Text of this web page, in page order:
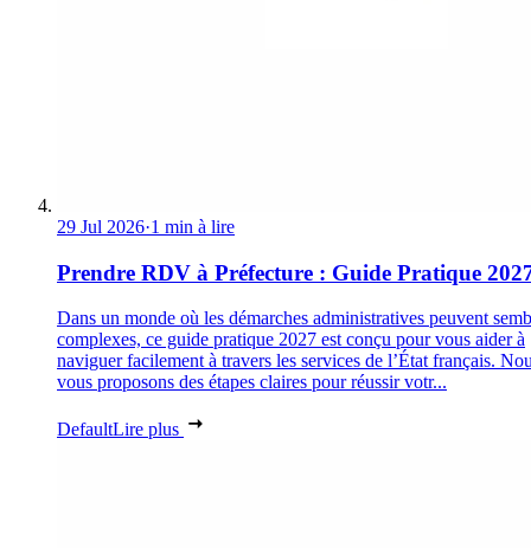
29 Jul 2026·1 min à lire
Prendre RDV à Préfecture : Guide Pratique
Dans un monde où les démarches administratives peuvent
complexes, ce guide pratique 2027 est conçu pour vous aider à
naviguer facilement à travers les services de l’État français.
vous proposons des étapes claires pour réussir votr...
DefaultLire plus